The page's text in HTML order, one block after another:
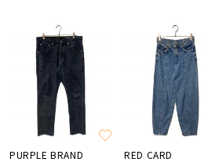
PURPLE BRAND RED CARD